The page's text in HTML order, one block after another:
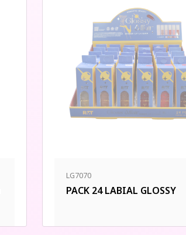
LG7070
PACK 24 LABIAL GLOSSY